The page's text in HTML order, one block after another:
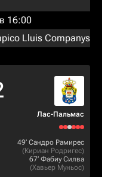
16:00
Lluis Companys
Лас-Пальмас
49‎’‎ Сандро Рамирес
(Кириан Родригес)
67‎’‎ Фабиу Силва
(Хавьер Муньос)